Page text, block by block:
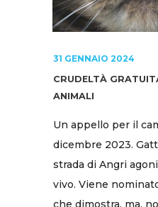
31 GENNAIO 2024
CRUDELTÀ
ANIMALI
Un appello per il
dicembre 2023.
strada di Angri
vivo. Viene
che dimostra, ma,